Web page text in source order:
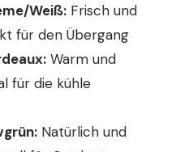
Weiß: Frisch und
für den Übergang
Warm und
für die kühle
Natürlich und